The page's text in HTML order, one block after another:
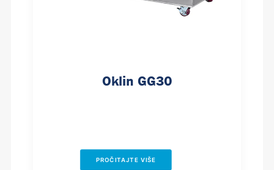
Oklin GG30
PROČITAJTE VIŠE